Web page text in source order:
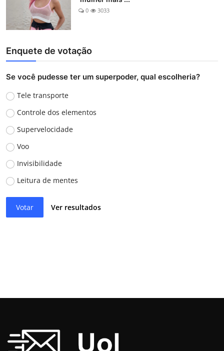
0 3033
Enquete de votação
Se você pudesse ter um superpoder, qual escolheria?
Tele transporte
Controle dos elementos
Supervelocidade
Voo
Invisibilidade
Leitura de mentes
Votar Ver resultados